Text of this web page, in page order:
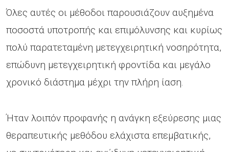
Όλες αυτές οι μέθοδοι παρουσιάζουν αυξημένα
ποσοστά υποτροπής και επιμόλυνσης και κυρίως
πολύ παρατεταμένη μετεγχειρητική νοσηρότητα,
επώδυνη μετεγχειρητική φροντίδα και μεγάλο
χρονικό διάστημα μέχρι την πλήρη ίαση.
Ήταν λοιπόν προφανής η ανάγκη εξεύρεσης μιας
θεραπευτικής μεθόδου ελάχιστα επεμβατικής,